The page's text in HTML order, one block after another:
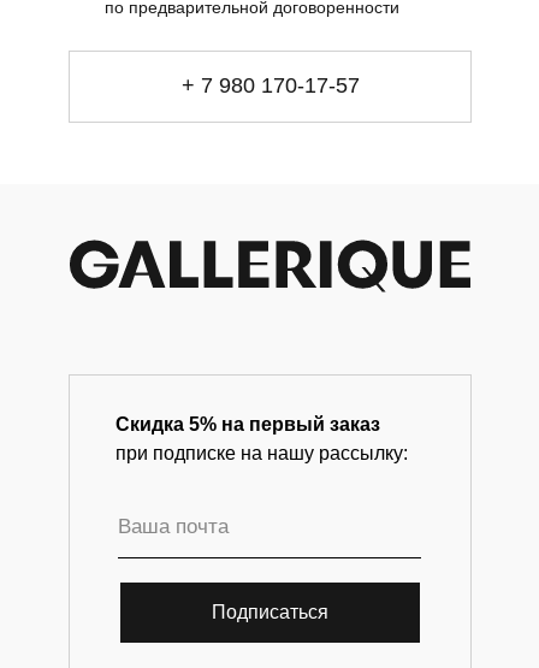
+ 7 980 170-17-57
по предварительной договоренности
Скидка 5% на первый заказ
при подписке на нашу рассылку:
Магазин-галерея винтажных предметов и
Подписаться